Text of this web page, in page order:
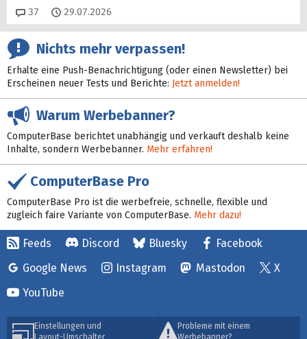
37 Kommentare
29.07.2026
Nichts mehr verpassen!
Erhalte eine Push-Benachrichtigung (oder einen Newsletter) bei
Erscheinen neuer Tests und Berichte: Jetzt anmelden!
Warum Werbebanner?
ComputerBase berichtet unabhängig und verkauft deshalb keine
Inhalte, sondern Werbebanner. Mehr erfahren!
ComputerBase Pro
ComputerBase Pro ist die werbefreie, schnelle, flexible und
zugleich faire Variante von ComputerBase. Mehr dazu!
Feeds Discord Bluesky
Facebook
Google News
Instagram Mastodon
X
YouTube
Einstellungen und
Layout-Umschalter
Probleme mit einem
Werbebanner?